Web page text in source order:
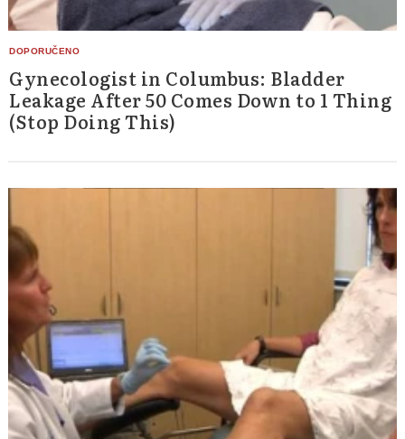
Gynecologist in Columbus: Bladder
Leakage After 50 Comes Down to 1 Thing
(Stop Doing This)